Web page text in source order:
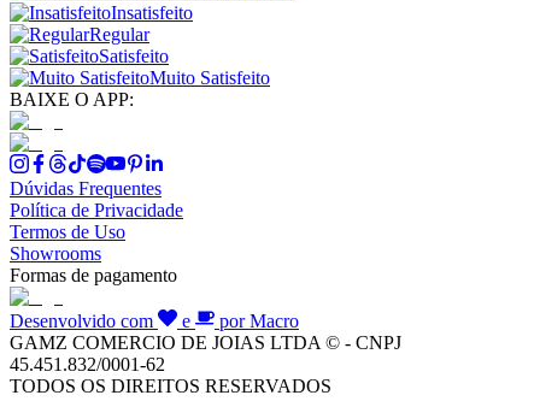
Insatisfeito
Regular
Satisfeito
Muito Satisfeito
BAIXE O APP:
Dúvidas Frequentes
Política de Privacidade
Termos de Uso
Showrooms
Formas de pagamento
Desenvolvido com e
por Macro
GAMZ COMERCIO DE JOIAS LTDA © - CNPJ
45.451.832/0001-62
TODOS OS DIREITOS RESERVADOS